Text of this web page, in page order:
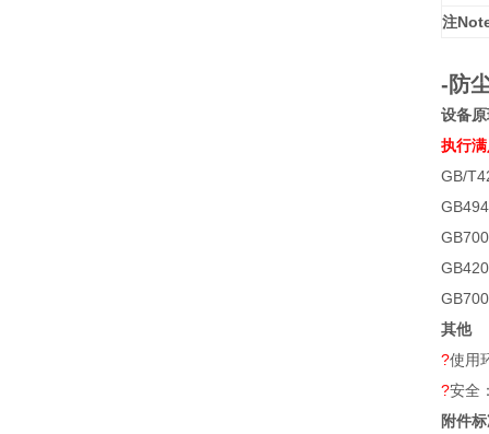
注
-防
设备
执行
GB/
其他
?使用
?安全
附件